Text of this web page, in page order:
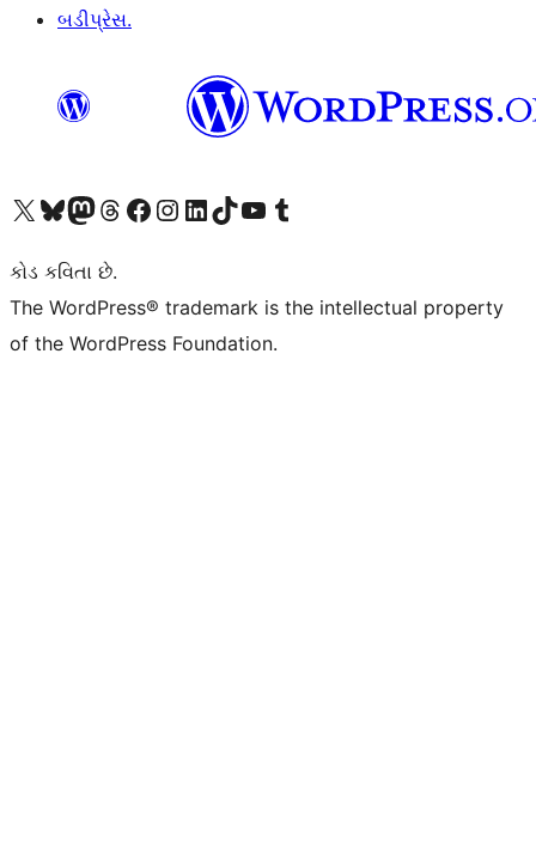
બડીપ્રેસ.
અમારા X (અગાઉ ટ્વિટર) એકાઉન્ટની મુલાકાત લોઅમારા Bluesky એકાઉન્ટની મુલાકાત લોઅમારા માસ્ટોડોન એકાઉન્ટની મુલાકાત લોઅમારા Threads એકાઉન્ટની મુલાકાત લો અમારા ફેસબુક પેજની મુલાકાત લોઅમારા ઇન્સ્ટાગ્રામ એકાઉન્ટની મુલાકાત લો અમારા LinkedIn એકાઉન્ટની મુલાકાત લોઅમારા TikTok એકાઉન્ટની મુલાકાત લોઅમારી YouTube ચેનલની મુલાકાત લો અમારા Tumblr એકાઉન્ટની મુલાકાત લો
કોડ કવિતા છે.
The WordPress® trademark is the intellectual property
of the WordPress Foundation.